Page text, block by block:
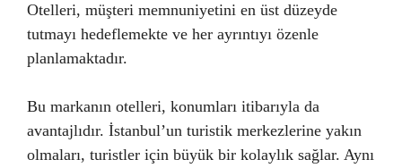
Otelleri, müşteri memnuniyetini en üst düzeyde
tutmayı hedeflemekte ve her ayrıntıyı özenle
planlamaktadır.
Bu markanın otelleri, konumları itibarıyla da
avantajlıdır. İstanbul’un turistik merkezlerine yakın
olmaları, turistler için büyük bir kolaylık sağlar. Aynı